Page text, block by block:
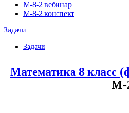
М-8-2 вебинар
М-8-2 конспект
Задачи
Задачи
Математика 8 класс
М-